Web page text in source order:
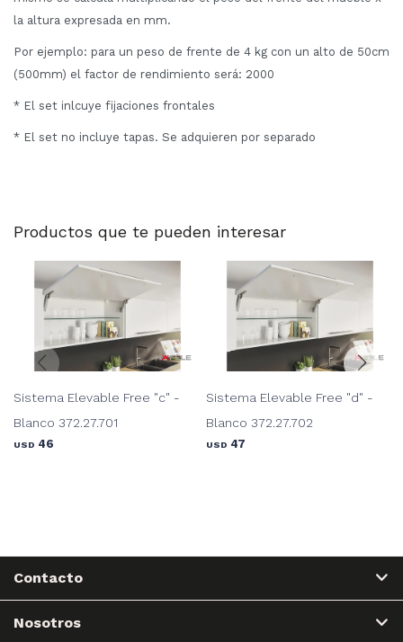
la altura expresada en mm.
Por ejemplo: para un peso de frente de 4 kg con un alto de 50cm
(500mm) el factor de rendimiento será: 2000
* El set inlcuye fijaciones frontales
* El set no incluye tapas. Se adquieren por separado
Productos que te pueden interesar
Sistema Elevable Free "c" -
Blanco 372.27.701
USD 46
Sistema Elevable Free "d" -
Blanco 372.27.702
USD 47
Contacto
Nosotros